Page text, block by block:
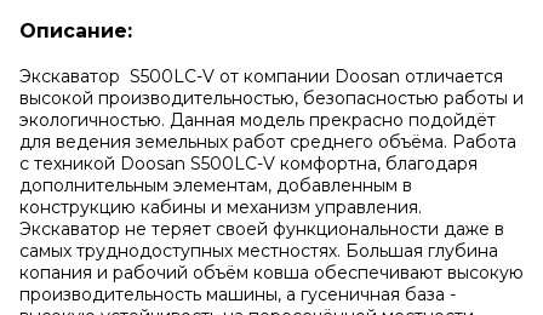
Описание:
Экскаватор S500LC-V от компании Doosan отличается
высокой производительностью, безопасностью работы и
экологичностью. Данная модель прекрасно подойдёт
для ведения земельных работ среднего объёма. Работа
с техникой Doosan S500LC-V комфортна, благодаря
дополнительным элементам, добавленным в
конструкцию кабины и механизм управления.
Экскаватор не теряет своей функциональности даже в
самых труднодоступных местностях. Большая глубина
копания и рабочий объём ковша обеспечивают высокую
производительность машины, а гусеничная база -